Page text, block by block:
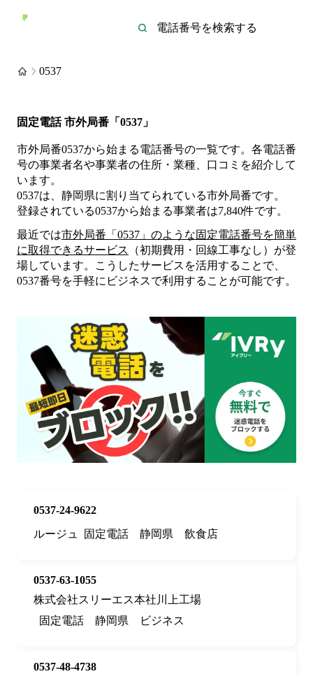
0537
固定電話 市外局番「0537」
市外局番0537から始まる電話番号の一覧です。各電話番
号の事業者名や事業者の住所・業種、口コミを紹介して
います。
0537は、静岡県に割り当てられている市外局番です。
登録されている0537から始まる事業者は7,840件です。
最近では市外局番「 0537 」のような固定電話番号を簡単
に取得できるサービス
（初期費用・回線工事なし）が登
場しています。こうしたサービスを活用することで、
0537番号を手軽にビジネスで利用することが可能です。
0537-24-9622
ルージュ
固定電話 静岡県 飲食店
0537-63-1055
株式会社スリーエス本社川上工場
固定電話
静岡県 ビジネス
0537-48-4738